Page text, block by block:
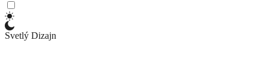
Svetlý Dizajn